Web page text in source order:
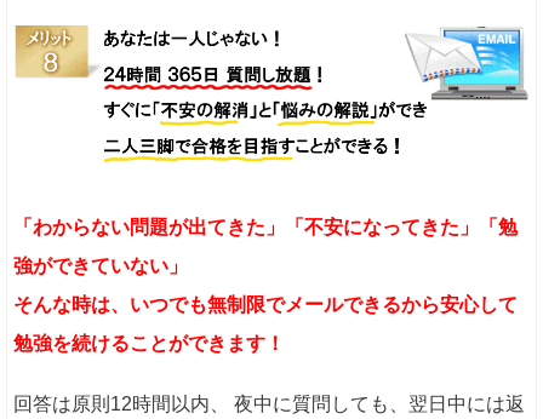
「わからない問題が出てきた」「不安になってきた」「勉
強ができていない」
そんな時は、いつでも無制限でメールできるから安心して
勉強を続けることができます！
回答は原則12時間以内、 夜中に質問しても、翌日中には返